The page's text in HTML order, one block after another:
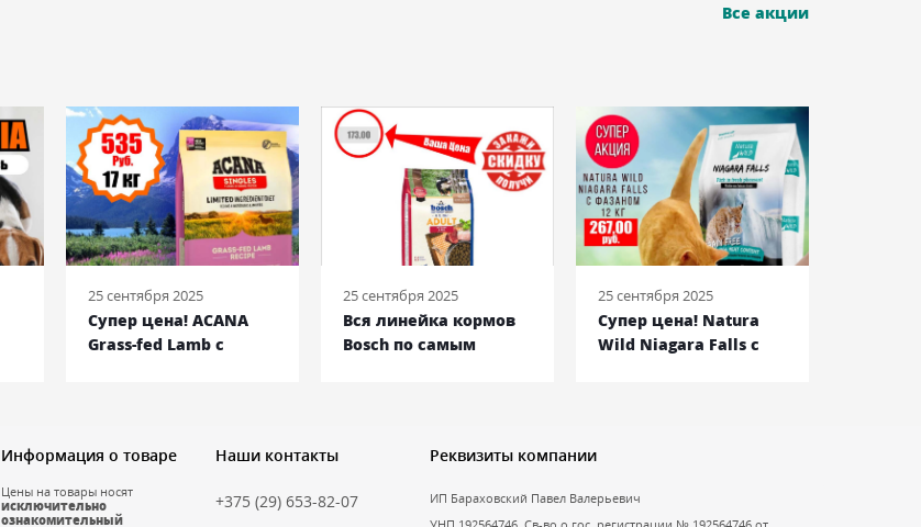
Все акции
25 сентября 2025
Супер цена! ACANA
Grass-fed Lamb с
25 сентября 2025
Вся линейка кормов
Bosch по самым
25 сентября 2025
Супер цена! Natura
Wild Niagara Falls c
Информация о товаре
Цены на товары носят
исключительно
ознакомительный
Наши контакты
+375 (29) 653-82-07
Реквизиты компании
ИП Бараховский Павел Валерьевич